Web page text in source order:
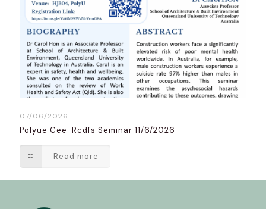
07/06/2026
Polyue Cee-Rcdfs Seminar 11/6/2026
Read more